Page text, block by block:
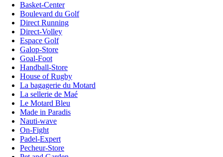
Basket-Center
Boulevard du Golf
Direct Running
Direct-Volley
Espace Golf
Galop-Store
Goal-Foot
Handball-Store
House of Rugby
La bagagerie du Motard
La sellerie de Maé
Le Motard Bleu
Made in Paradis
Nauti-wave
On-Fight
Padel-Expert
Pecheur-Store